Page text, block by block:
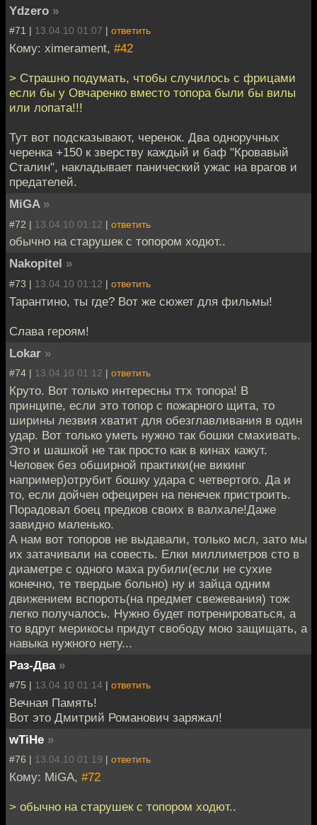
Ydzero »
#71 | 13.04.10 01:07 | ответить
Кому: ximerament, #42
> Страшно подумать, чтобы случилось с фрицами
если бы у Овчаренко вместо топора были бы вилы
или лопата!!!
Тут вот подсказывают, черенок. Два одноручных
черенка +150 к зверству каждый и баф "Кровавый
Сталин", накладывает панический ужас на врагов и
предателей.
MiGA »
#72 | 13.04.10 01:12 | ответить
обычно на старушек с топором ходют..
Nakopitel »
#73 | 13.04.10 01:12 | ответить
Тарантино, ты где? Вот же сюжет для фильмы!
Слава героям!
Lokar »
#74 | 13.04.10 01:12 | ответить
Круто. Вот только интересны ттх топора! В
принципе, если это топор с пожарного щита, то
ширины лезвия хватит для обезглавливания в один
удар. Вот только уметь нужно так бошки смахивать.
Это и шашкой не так просто как в кинах кажут.
Человек без обширной практики(не викинг
например)отрубит бошку удара с четвертого. Да и
то, если дойчен офецирен на пенечек пристроить.
Порадовал боец предков своих в валхале!Даже
завидно маленько.
А нам вот топоров не выдавали, только мсл, зато мы
их затачивали на совесть. Елки миллиметров сто в
диаметре с одного маха рубили(если не сухие
конечно, те твердые больно) ну и зайца одним
движением вспороть(на предмет свежевания) тож
легко получалось. Нужно будет потренироваться, а
то вдруг мерикосы придут свободу мою защищать, а
навыка нужного нету...
Раз-Два »
#75 | 13.04.10 01:14 | ответить
Вечная Память!
Вот это Дмитрий Романович заряжал!
wTiHe »
#76 | 13.04.10 01:19 | ответить
Кому: MiGA, #72
> обычно на старушек с топором ходют..